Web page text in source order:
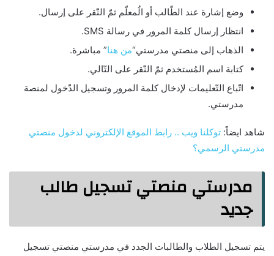
وضع إشارة عند الطّالب أو الُمعلّم ثمّ النّقر على إرسال.
انتظار إرسال كلمة المرور في رسالة SMS.
الذهاب إلى منصتي مدرستي“من هنا” مباشرة.
كتابة اسم المُستخدم ثمّ النّقر على التّالي.
اتّباع التّعليمات لإدخال كلمة المرور وتسجيل الدّخول لمنصة
مدرستي.
شاهد ايضاً: توكلنا ويب .. رابط الموقع الإلكتروني لدخول منصتي
مدرستي الرسمي؟
مدرستي منصتي تسجيل طالب
جديد
يتم تسجيل الطلاب والطالبات الجدد في مدرستي منصتي تسجيل